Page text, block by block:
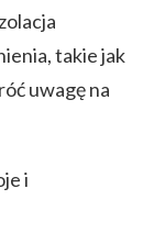
takie jak
uwagę na
i